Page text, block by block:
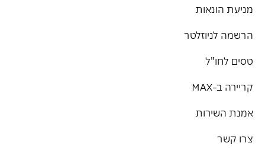
מניעת הונאות
הרשמה לניוזלטר
טסים לחו"ל
קריירה ב-MAX
אמנת השירות
צרו קשר